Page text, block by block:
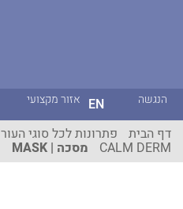
אזור מקצועי EN הנגשה
דף הבית פתרונות לכל סוגי העור
CALM DERM מסכה | MASK